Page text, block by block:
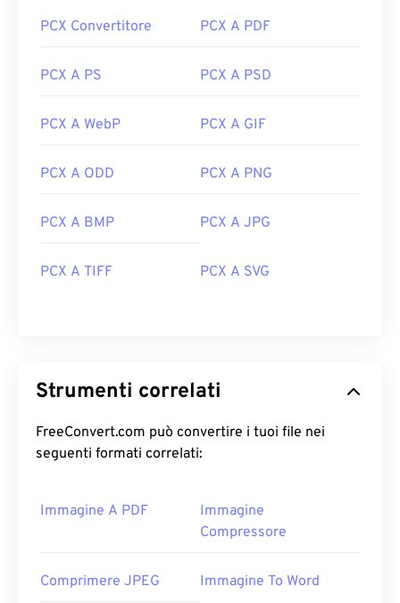
PCX Convertitore PCX A PDF
PCX A PS PCX A PSD
PCX A WebP PCX A GIF
PCX A ODD PCX A PNG
PCX A BMP PCX A JPG
PCX A TIFF PCX A SVG
Strumenti correlati
FreeConvert.com può convertire i tuoi file nei
seguenti formati correlati:
Immagine A PDF
Immagine
Compressore
Comprimere JPEG Immagine To Word